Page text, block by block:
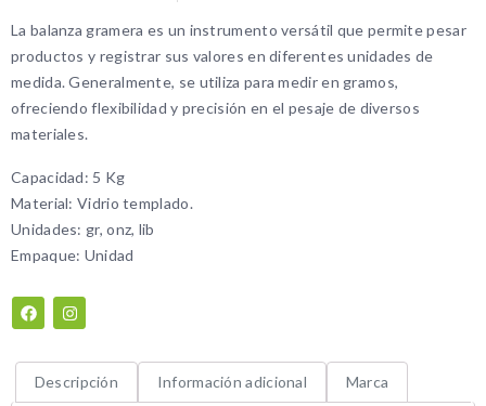
La balanza gramera es un instrumento versátil que permite pesar
productos y registrar sus valores en diferentes unidades de
medida. Generalmente, se utiliza para medir en gramos,
ofreciendo flexibilidad y precisión en el pesaje de diversos
materiales.
Capacidad: 5 Kg
Material: Vidrio templado.
Unidades: gr, onz, lib
Empaque: Unidad
Descripción Información adicional Marca